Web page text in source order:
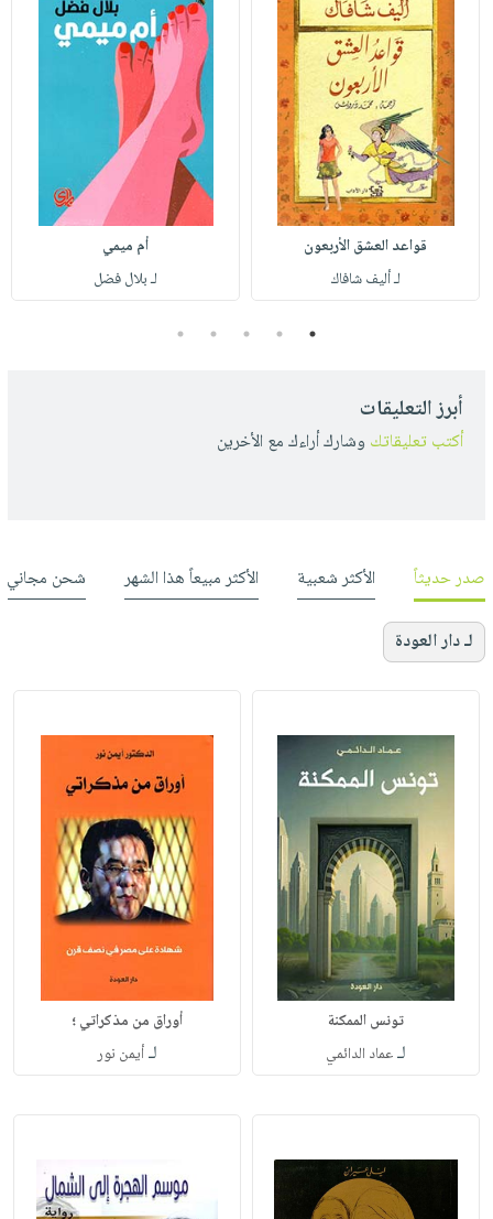
قواعد العشق الأربعون
لـ أليف شافاك
أم ميمي
لـ بلال فضل
1
2
3
4
5
أبرز التعليقات
أكتب تعليقاتك وشارك أراءك مع الأخرين
صدر حديثاً الأكثر شعبية الأكثر مبيعاً هذا الشهر شحن مجاني
لـ دار العودة
تونس الممكنة
لـعماد الدائمي
أوراق من مذكراتي ؛
لـأيمن نور